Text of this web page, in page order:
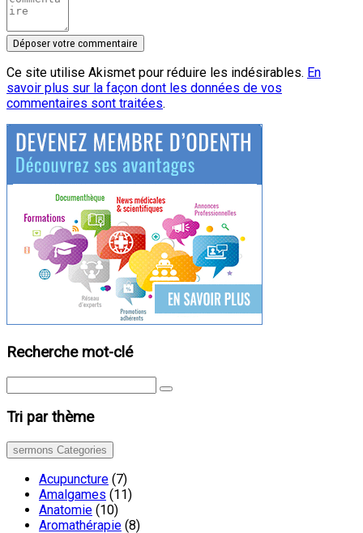
Ce site utilise Akismet pour réduire les indésirables. En
savoir plus sur la façon dont les données de vos
commentaires sont traitées.
Recherche mot-clé
Tri par thème
sermons Categories
Acupuncture (7)
Amalgames (11)
Anatomie (10)
Aromathérapie (8)